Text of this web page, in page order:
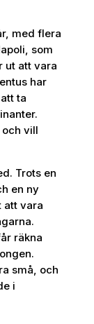
med flera
som
ut att vara
har
ta
och vill
Trots en
en ny
att vara
räkna
små, och
i